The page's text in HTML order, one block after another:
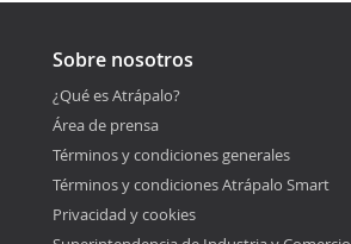
Sobre nosotros
¿Qué es Atrápalo?
Área de prensa
Términos y condiciones generales
Términos y condiciones Atrápalo Smart
Privacidad y cookies